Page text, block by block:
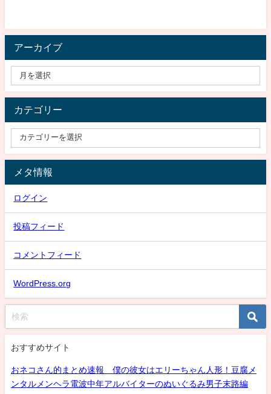
アーカイブ
カテゴリー
メタ情報
ログイン
投稿フィード
コメントフィード
WordPress.org
おすすめサイト
おネコさん的まとめ速報 僕の彼女はエリーちゃん人形！豆腐メ
ンタルメンヘラ電波中年アルバイターのぬいぐるみ男子末路編